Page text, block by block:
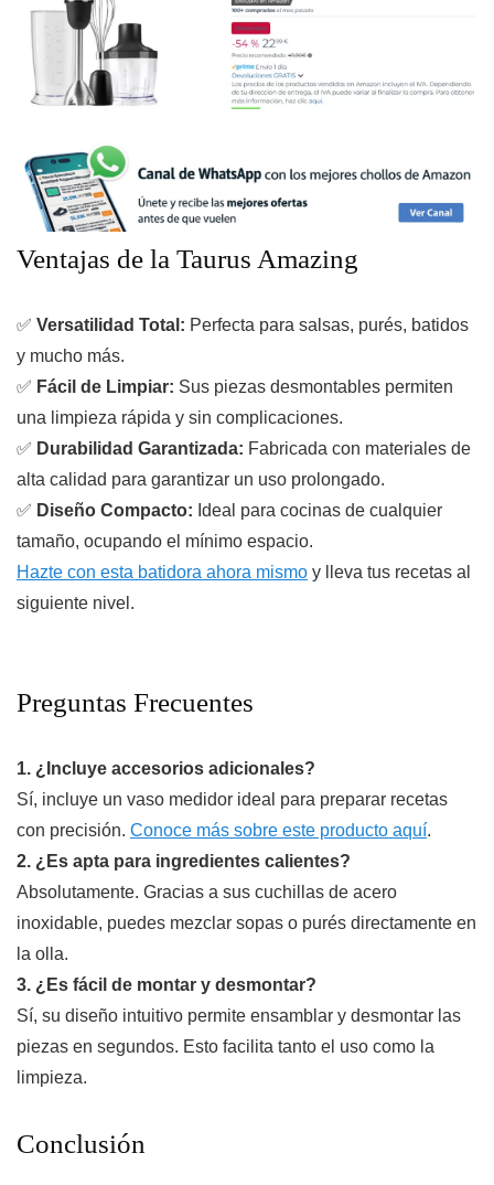
Ventajas de la Taurus Amazing
✅ Versatilidad Total: Perfecta para salsas, purés, batidos
y mucho más.
✅ Fácil de Limpiar: Sus piezas desmontables permiten
una limpieza rápida y sin complicaciones.
✅ Durabilidad Garantizada: Fabricada con materiales de
alta calidad para garantizar un uso prolongado.
✅ Diseño Compacto: Ideal para cocinas de cualquier
tamaño, ocupando el mínimo espacio.
Hazte con esta batidora ahora mismo y lleva tus recetas al
siguiente nivel.
Preguntas Frecuentes
1. ¿Incluye accesorios adicionales?
Sí, incluye un vaso medidor ideal para preparar recetas
con precisión. Conoce más sobre este producto aquí.
2. ¿Es apta para ingredientes calientes?
Absolutamente. Gracias a sus cuchillas de acero
inoxidable, puedes mezclar sopas o purés directamente en
la olla.
3. ¿Es fácil de montar y desmontar?
Sí, su diseño intuitivo permite ensamblar y desmontar las
piezas en segundos. Esto facilita tanto el uso como la
limpieza.
Conclusión